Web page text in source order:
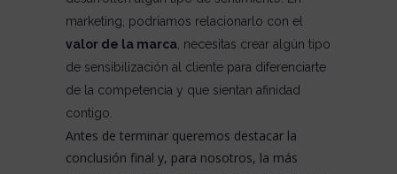
marketing, podríamos relacionarlo con el
valor de la marca , necesitas crear algún tipo
de sensibilización al cliente para diferenciarte
de la competencia y que sientan afinidad
contigo.
Antes de terminar queremos destacar la
conclusión final y, para nosotros, la más